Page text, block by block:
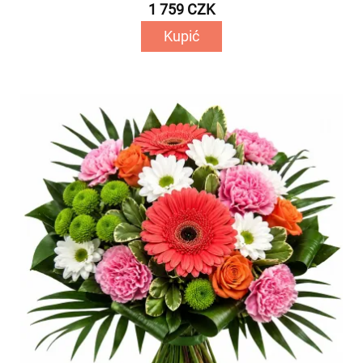
1 759 CZK
Kupić